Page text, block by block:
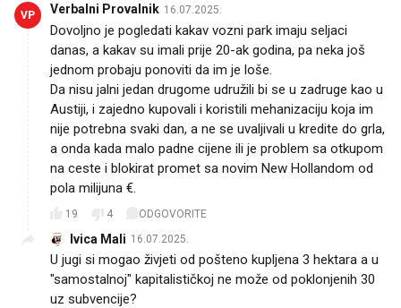
VP Verbalni Provalnik 16.07.2025.
Dovoljno je pogledati kakav vozni park imaju seljaci
danas, a kakav su imali prije 20-ak godina, pa neka još
jednom probaju ponoviti da im je loše.
Da nisu jalni jedan drugome udružili bi se u zadruge kao u
Austiji, i zajedno kupovali i koristili mehanizaciju koja im
nije potrebna svaki dan, a ne se uvaljivali u kredite do grla,
a onda kada malo padne cijene ili je problem sa otkupom
na ceste i blokirat promet sa novim New Hollandom od
pola milijuna €.
19 4 ODGOVORITE
Ivica Mali 16.07.2025.
U jugi si mogao živjeti od pošteno kupljena 3 hektara a u
"samostalnoj" kapitalističkoj ne može od poklonjenih 30
uz subvencije?